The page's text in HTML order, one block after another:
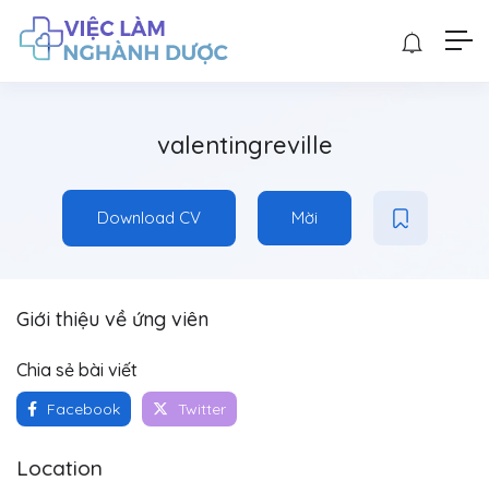
valentingreville
Download CV Mời
Giới thiệu về ứng viên
Chia sẻ bài viết
Facebook Twitter
Location